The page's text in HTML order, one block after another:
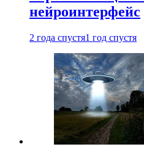
нейроинтерфейс
2 года спустя1 год спустя